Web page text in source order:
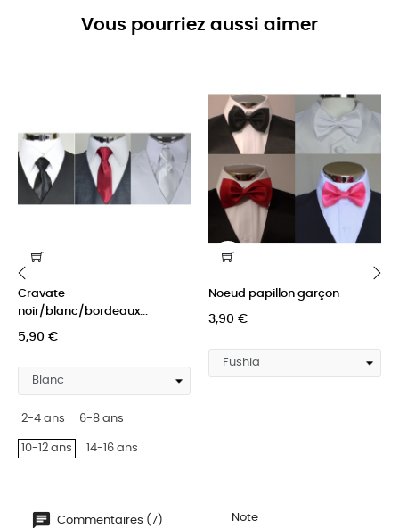
Vous pourriez aussi aimer
Cravate
noir/blanc/bordeaux...
5,90 €
2-4 ans 6-8 ans
10-12 ans 14-16 ans
Noeud papillon garçon
3,90 €
‹
Commentaires (7) Note